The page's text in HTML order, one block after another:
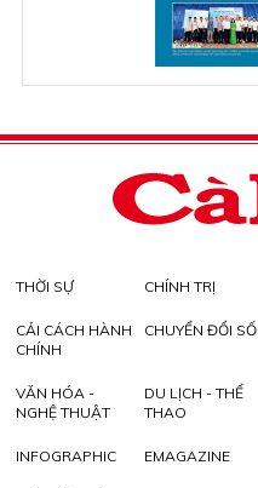
THỜI SỰ CHÍNH TRỊ
CẢI CÁCH HÀNH
CHÍNH
CHUYỂN ĐỔI SỐ
VĂN HÓA -
NGHỆ THUẬT
DU LỊCH - THỂ
THAO
INFOGRAPHIC EMAGAZINE